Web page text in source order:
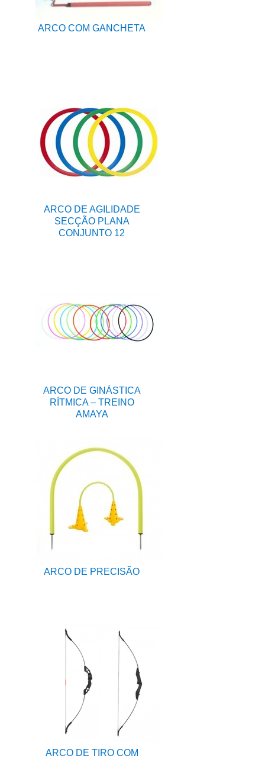
ARCO COM GANCHETA
ARCO DE AGILIDADE
SECÇÃO PLANA
CONJUNTO 12
ARCO DE GINÁSTICA
RÍTMICA – TREINO
AMAYA
ARCO DE PRECISÃO
ARCO DE TIRO COM